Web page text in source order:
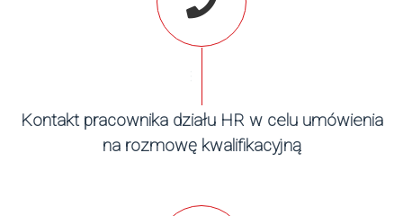
Kontakt pracownika działu HR w celu umówienia
na rozmowę kwalifikacyjną